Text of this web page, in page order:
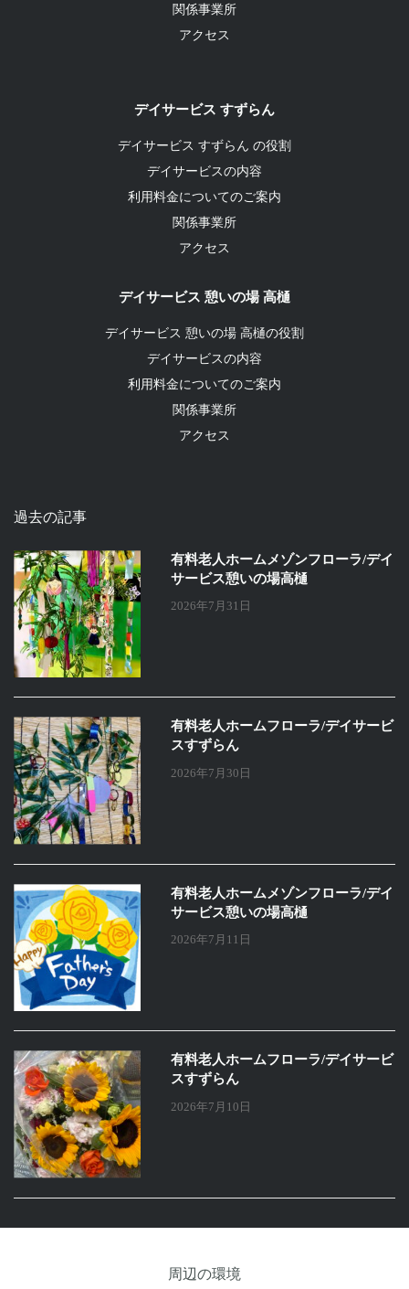
関係事業所
アクセス
デイサービス すずらん
デイサービス すずらん の役割
デイサービスの内容
利用料金についてのご案内
関係事業所
アクセス
デイサービス 憩いの場 高樋
デイサービス 憩いの場 高樋の役割
デイサービスの内容
利用料金についてのご案内
関係事業所
アクセス
過去の記事
有料老人ホームメゾンフローラ/デイ
サービス憩いの場高樋
2026年7月31日
有料老人ホームフローラ/デイサービ
スすずらん
2026年7月30日
有料老人ホームメゾンフローラ/デイ
サービス憩いの場高樋
2026年7月11日
有料老人ホームフローラ/デイサービ
スすずらん
2026年7月10日
周辺の環境